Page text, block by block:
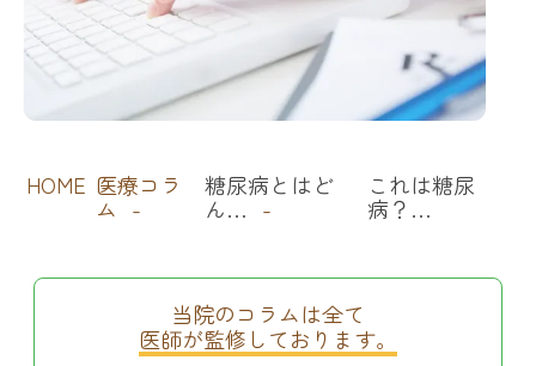
HOME 医療コラ
ム
糖尿病とはど
ん…
これは糖尿
病？…
当院のコラムは全て
医師が監修しております。